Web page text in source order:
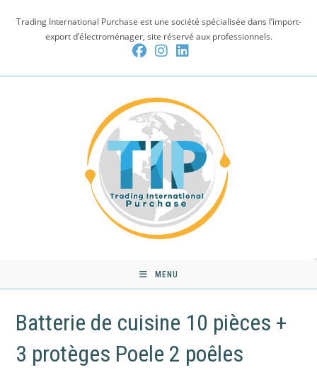
Trading International Purchase est une société spécialisée dans l’import-
export d’électroménager, site réservé aux professionnels.
MENU
Batterie de cuisine 10 pièces +
3 protèges Poele 2 poêles